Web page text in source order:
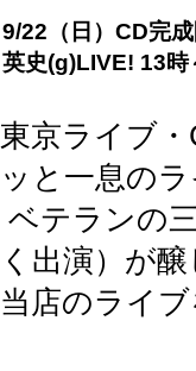
9/22（日）CD完
英史(g)LIVE! 13時
東京ライブ
ッと一息の
ベテランの
く出演）が
当店のライ